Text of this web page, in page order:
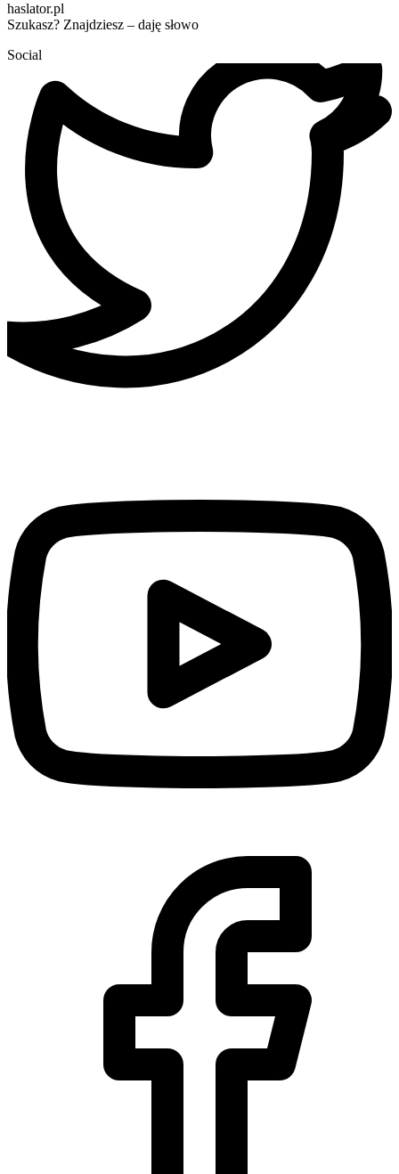
haslator.pl
Szukasz? Znajdziesz – daję słowo
Social